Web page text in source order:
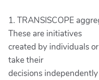
1. TRANSISCOPE
These are initiatives
created by individuals
take their
decisions